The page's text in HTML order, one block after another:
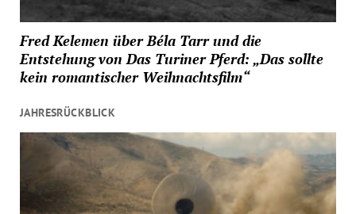
Fred Kelemen über Béla Tarr und die
Entstehung von Das Turiner Pferd: „Das sollte
kein romantischer Weihnachtsfilm“
JAHRESRÜCKBLICK